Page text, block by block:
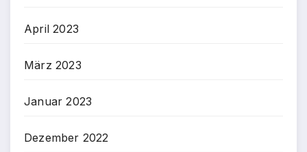
April 2023
März 2023
Januar 2023
Dezember 2022